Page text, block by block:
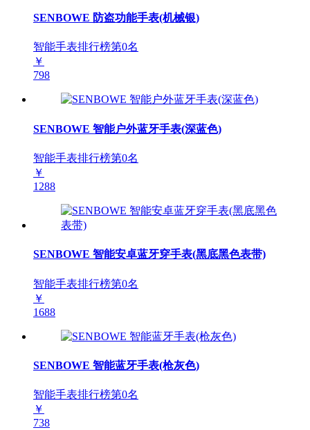
SENBOWE 防盗功能手表(机械银)
智能手表排行榜第0名
￥
798
SENBOWE 智能户外蓝牙手表(深蓝色)
智能手表排行榜第0名
￥
1288
SENBOWE 智能安卓蓝牙穿手表(黑底黑色表带)
智能手表排行榜第0名
￥
1688
SENBOWE 智能蓝牙手表(枪灰色)
智能手表排行榜第0名
￥
738